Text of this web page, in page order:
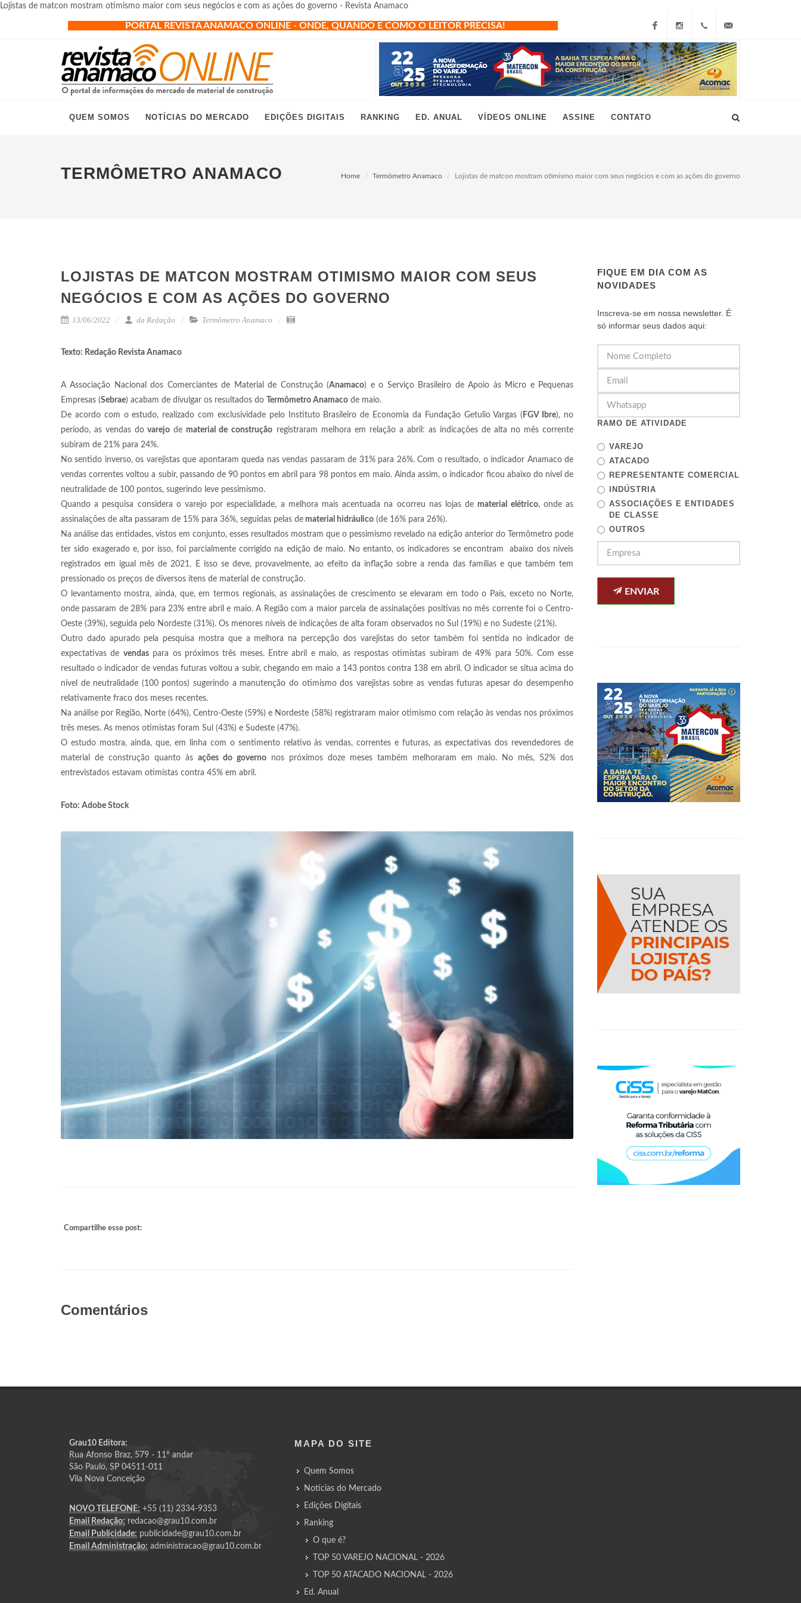
Lojistas de matcon mostram otimismo maior com seus negócios e com as ações do governo - Revista Anamaco
PORTAL REVISTA ANAMACO ONLINE - ONDE, QUANDO E COMO O LEITOR PRECISA!
FacebookInstagram
+55
(11)
grau10@grau10.com.br
QUEM SOMOS NOTÍCIAS DO MERCADO EDIÇÕES DIGITAIS RANKING ED. ANUAL VÍDEOS ONLINE ASSINE CONTATO
TERMÔMETRO ANAMACO Home Termômetro Anamaco Lojistas de matcon mostram otimismo maior com seus negócios e com as ações do governo
LOJISTAS DE MATCON MOSTRAM OTIMISMO MAIOR COM SEUS
NEGÓCIOS E COM AS AÇÕES DO GOVERNO
13/06/2022 da Redação Termômetro Anamaco
Texto: Redação Revista Anamaco
A Associação Nacional dos Comerciantes de Material de Construção (Anamaco) e o Serviço Brasileiro de Apoio às Micro e Pequenas
Empresas (Sebrae) acabam de divulgar os resultados do Termômetro Anamaco de maio.
De acordo com o estudo, realizado com exclusividade pelo Instituto Brasileiro de Economia da Fundação Getulio Vargas ( FGV Ibre), no
período, as vendas do varejo dematerial de construção registraram melhora em relação a abril: as indicações de alta no mês corrente
subiram de 21% para 24%.
No sentido inverso, os varejistas que apontaram queda nas vendas passaram de 31% para 26%. Com o resultado, o indicador Anamaco de
vendas correntes voltou a subir, passando de 90 pontos em abril para 98 pontos em maio. Ainda assim, o indicador ficou abaixo do nível de
neutralidade de 100 pontos, sugerindo leve pessimismo.
Quando a pesquisa considera o varejo por especialidade, a melhora mais acentuada na ocorreu nas lojas dematerial elétrico, onde as
assinalações de alta passaram de 15% para 36%, seguidas pelas de material hidráulico (de 16% para 26%).
Na análise das entidades, vistos em conjunto, esses resultados mostram que o pessimismo revelado na edição anterior do Termômetro pode
ter sido exagerado e, por isso, foi parcialmente corrigido na edição de maio. No entanto, os indicadores se encontram abaixo dos níveis
registrados em igual mês de 2021. E isso se deve, provavelmente, ao efeito da inflação sobre a renda das famílias e que também tem
pressionado os preços de diversos itens de material de construção.
O levantamento mostra, ainda, que, em termos regionais, as assinalações de crescimento se elevaram em todo o País, exceto no Norte,
onde passaram de 28% para 23% entre abril e maio. A Região com a maior parcela de assinalações positivas no mês corrente foi o Centro-
Oeste (39%), seguida pelo Nordeste (31%). Os menores níveis de indicações de alta foram observados no Sul (19%) e no Sudeste (21%).
Outro dado apurado pela pesquisa mostra que a melhora na percepção dos varejistas do setor também foi sentida no indicador de
expectativas de vendaspara os próximos três meses. Entre abril e maio, as respostas otimistas subiram de 49% para 50%. Com esse
resultado o indicador de vendas futuras voltou a subir, chegando em maio a 143 pontos contra 138 em abril. O indicador se situa acima do
nível de neutralidade (100 pontos) sugerindo a manutenção do otimismo dos varejistas sobre as vendas futuras apesar do desempenho
relativamente fraco dos meses recentes.
Na análise por Região, Norte (64%), Centro-Oeste (59%) e Nordeste (58%) registraram maior otimismo com relação às vendas nos próximos
três meses. As menos otimistas foram Sul (43%) e Sudeste (47%).
O estudo mostra, ainda, que, em linha com o sentimento relativo às vendas, correntes e futuras, as expectativas dos revendedores de
material de construção quanto às ações do governo nos próximos doze meses também melhoraram em maio. No mês, 52% dos
entrevistados estavam otimistas contra 45% em abril.
Foto: Adobe Stock
Compartilhe esse post:
Comentários
FIQUE EM DIA COM AS
NOVIDADES
Inscreva-se em nossa newsletter. É
só informar seus dados aqui:
RAMO DE ATIVIDADE
VAREJO
ATACADO
REPRESENTANTE COMERCIAL
INDÚSTRIA
ASSOCIAÇÕES E ENTIDADES
DE CLASSE
OUTROS
ENVIAR
Grau10 Editora:
Rua Afonso Braz, 579 - 11º andar
São Paulo, SP 04511-011
Vila Nova Conceição
NOVO TELEFONE: +55 (11) 2334-9353
Email Redação: redacao@grau10.com.br
Email Publicidade: publicidade@grau10.com.br
Email Administração: administracao@grau10.com.br
MAPA DO SITE
Quem Somos
Notícias do Mercado
Edições Digitais
Ranking
O que é?
TOP 50 VAREJO NACIONAL - 2026
TOP 50 ATACADO NACIONAL - 2026
Ed. Anual